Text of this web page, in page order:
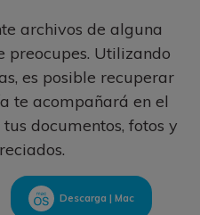
Gratis
del sistema Mac
Gratis
Exclusivas Nuevo
Datos
Datos
Sign In
archivos de alguna
preocupes. Utilizando
es posible recuperar
te acompañará en el
documentos, fotos y
Descarga | Mac